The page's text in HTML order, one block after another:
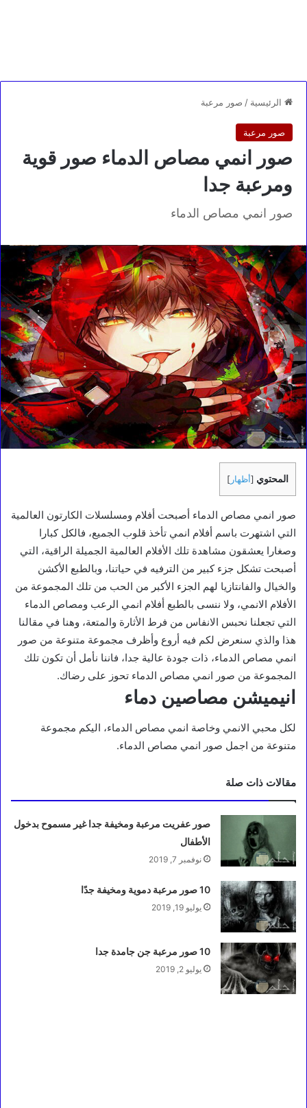
الرئيسية / صور مرعبة
صور مرعبة
صور انمي مصاص الدماء صور قوية
ومرعبة جدا
صور انمي مصاص الدماء
المحتوي [أظهار ]
صور انمي مصاص الدماء أصبحت أفلام ومسلسلات الكارتون العالمية
التي اشتهرت باسم أفلام انمي تأخذ قلوب الجميع، فالكل كبارا
وصغارا يعشقون مشاهدة تلك الأفلام العالمية الجميلة الراقية، التي
أصبحت تشكل جزء كبير من الترفيه في حياتنا، وبالطبع الأكشن
والخيال والفانتازيا لهم الجزء الأكبر من الحب من تلك المجموعة من
الأفلام الانمي، ولا ننسى بالطبع أفلام انمي الرعب ومصاص الدماء
التي تجعلنا نحبس الانفاس من فرط الأثارة والمتعة، وهنا في مقالنا
هذا والذي سنعرض لكم فيه أروع وأظرف مجموعة متنوعة من صور
انمي مصاص الدماء، ذات جودة عالية جدا، فاننا نأمل أن تكون تلك
المجموعة من صور انمي مصاص الدماء تحوز على رضاك.
انيميشن مصاصين دماء
لكل محبي الانمي وخاصة انمي مصاص الدماء، اليكم مجموعة
متنوعة من اجمل صور انمي مصاص الدماء.
مقالات ذات صلة
صور عفريت مرعبة ومخيفة جدا غير مسموح بدخول
الأطفال
نوفمبر 7, 2019
10 صور مرعبة دموية ومخيفة جدًا
يوليو 19, 2019
10 صور مرعبة جن جامدة جدا
يوليو 2, 2019